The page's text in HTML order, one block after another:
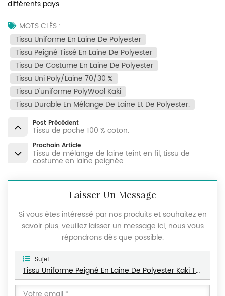
différents pays.
MOTS CLÉS :
Tissu Uniforme En Laine De Polyester
Tissu Peigné Tissé En Laine De Polyester
Tissu De Costume En Laine De Polyester
Tissu Uni Poly/laine 70/30 %
Tissu D'uniforme PolyWool Kaki
Tissu Durable En Mélange De Laine Et De Polyester.
Post Précédent
Tissu de poche 100 % coton.
Prochain Article
Tissu de mélange de laine teint en fil, tissu de
costume en laine peignée
Laisser Un Message
Si vous êtes intéressé par nos produits et souhaitez en
savoir plus, veuillez laisser un message ici, nous vous
répondrons dès que possible.
Sujet :
Tissu Uniforme Peigné En Laine De Polyester Kaki Teint En Fil